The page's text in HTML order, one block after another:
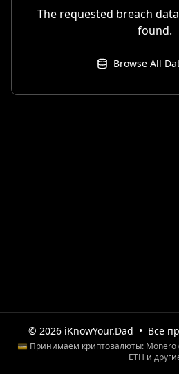
The requested breach
found.
Browse All
© 2026 iKnowYour.Dad • Все
💳 Принимаем криптовалюты: Monero
ETH и